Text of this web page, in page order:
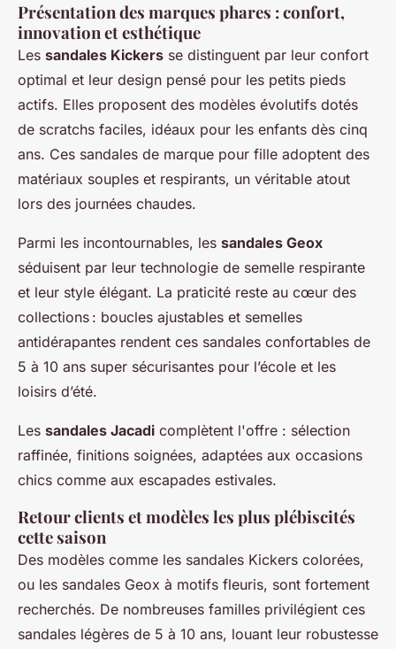
Présentation des marques phares : confort,
innovation et esthétique
Les sandales Kickers se distinguent par leur confort
optimal et leur design pensé pour les petits pieds
actifs. Elles proposent des modèles évolutifs dotés
de scratchs faciles, idéaux pour les enfants dès cinq
ans. Ces sandales de marque pour fille adoptent des
matériaux souples et respirants, un véritable atout
lors des journées chaudes.
Parmi les incontournables, les sandales Geox
séduisent par leur technologie de semelle respirante
et leur style élégant. La praticité reste au cœur des
collections : boucles ajustables et semelles
antidérapantes rendent ces sandales confortables de
5 à 10 ans super sécurisantes pour l’école et les
loisirs d’été.
Les sandales Jacadi complètent l'offre : sélection
raffinée, finitions soignées, adaptées aux occasions
chics comme aux escapades estivales.
Retour clients et modèles les plus plébiscités
cette saison
Des modèles comme les sandales Kickers colorées,
ou les sandales Geox à motifs fleuris, sont fortement
recherchés. De nombreuses familles privilégient ces
sandales légères de 5 à 10 ans, louant leur robustesse